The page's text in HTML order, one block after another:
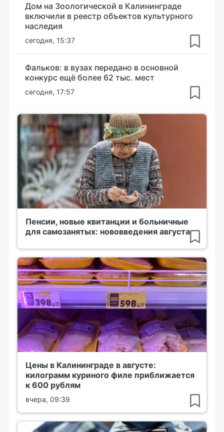
Дом на Зоологической в Калининграде
включили в реестр объектов культурного
наследия
сегодня, 15:37
Фальков: в вузах передано в основной
конкурс ещё более 62 тыс. мест
сегодня, 17:57
Пенсии, новые квитанции и больничные
для самозанятых: нововведения августа
Цены в Калининграде в августе:
килограмм куриного филе приближается
к 600 рублям
вчера, 09:39